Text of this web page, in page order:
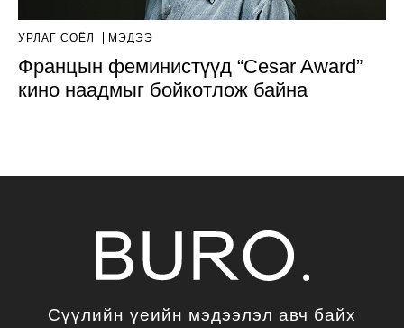
УРЛАГ СОЁЛ МЭДЭЭ
Францын феминистүүд “Cesar Award”
кино наадмыг бойкотлож байна
Сүүлийн үеийн мэдээлэл авч байх